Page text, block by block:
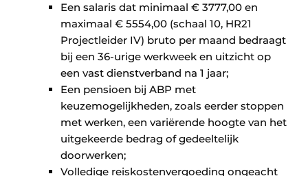
Een salaris dat minimaal € 3777,00 en
maximaal € 5554,00 (schaal 10, HR21
Projectleider IV) bruto per maand bedraagt
bij een 36-urige werkweek en uitzicht op
een vast dienstverband na 1 jaar;
Een pensioen bij ABP met
keuzemogelijkheden, zoals eerder stoppen
met werken, een variërende hoogte van het
uitgekeerde bedrag of gedeeltelijk
doorwerken;
Volledige reiskostenvergoeding ongeacht